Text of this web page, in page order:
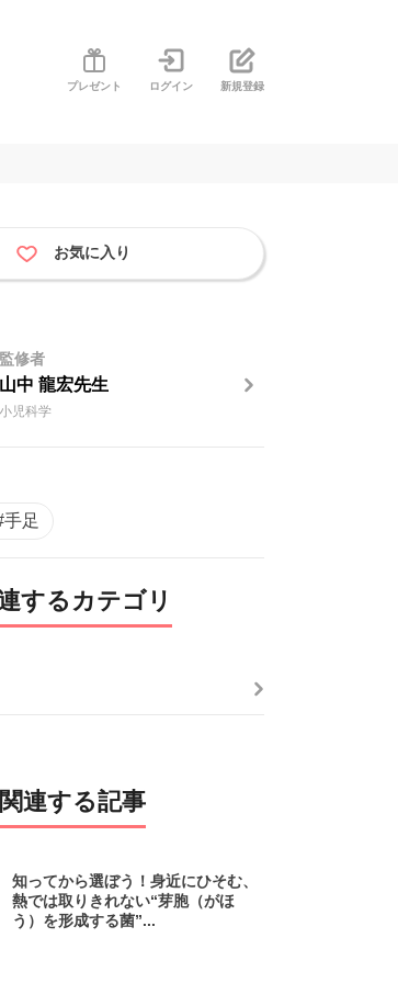
プレゼント ログイン 新規登録
お気に入り
監修者
山中 龍宏先生
小児科学
手足
するカテゴリ
関連する記事
知ってから選ぼう！身近にひそむ、
熱では取りきれない“芽胞（がほ
う）を形成する菌”...